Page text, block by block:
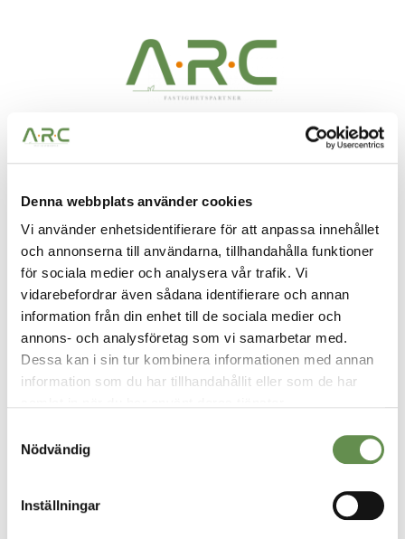
Denna webbplats använder cookies
Vi använder enhetsidentifierare för att anpassa innehållet
och annonserna till användarna, tillhandahålla funktioner
för sociala medier och analysera vår trafik. Vi
vidarebefordrar även sådana identifierare och annan
information från din enhet till de sociala medier och
annons- och analysföretag som vi samarbetar med.
Dessa kan i sin tur kombinera informationen med annan
information som du har tillhandahållit eller som de har
Nödvändig
Inställningar
A.R.C Fastighetspartner – Vi ser möjligheter i alla
och få vara med och utveckla något till det bättre.
Fastighetsförvaltning & projektledning